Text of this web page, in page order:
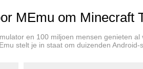
MEmu om Minecraft
en 100 miljoen mensen genieten
stelt je in staat om duizenden